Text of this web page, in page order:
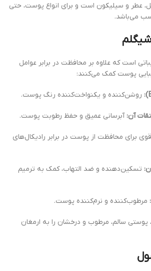
عطر و سیلیکون است و برای انواع پوست، حتی
می‌باشد.
شیگلم
است که علاوه بر محافظت در برابر عوامل
پوست کمک می‌کنند:
روشن‌کننده و یکنواخت‌کننده رنگ پوست.
آن: آبرسانی عمیق و حفظ رطوبت پوست.
برای محافظت از پوست در برابر رادیکال‌های
تسکین‌دهنده و ضد التهاب، کمک به ترمیم
مرطوب‌کننده و نرم‌کننده پوست.
پوستی سالم، مرطوب و درخشان را به ارمغان